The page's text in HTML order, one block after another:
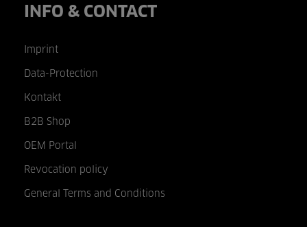
INFO & CONTACT
Imprint
Data-Protection
Kontakt
B2B Shop
OEM Portal
Revocation policy
General Terms and Conditions